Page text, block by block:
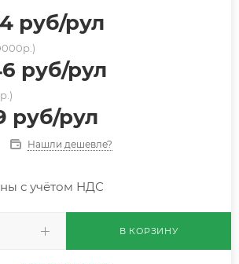
руб/рул
руб/рул
руб/рул
Нашли дешевле?
с учётом НДС
В КОРЗИНУ